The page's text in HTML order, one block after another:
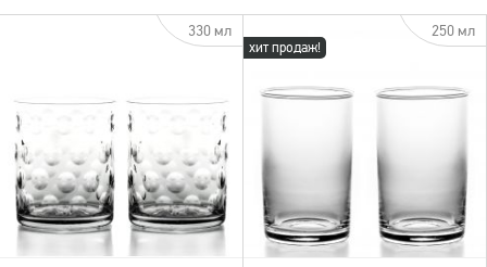
330 мл
хит продаж!
250 мл
быстрый просмотр